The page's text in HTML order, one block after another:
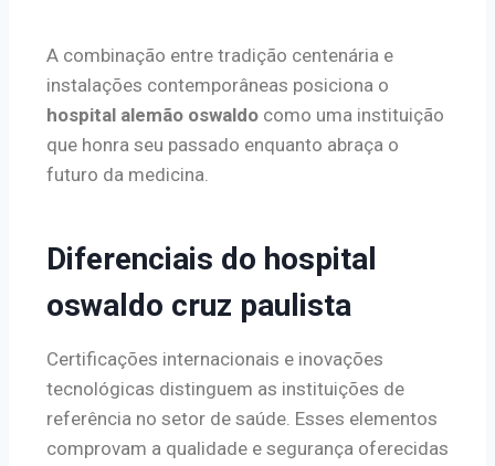
A combinação entre tradição centenária e
instalações contemporâneas posiciona o
hospital alemão oswaldo como uma instituição
que honra seu passado enquanto abraça o
futuro da medicina.
Diferenciais do hospital
oswaldo cruz paulista
Certificações internacionais e inovações
tecnológicas distinguem as instituições de
referência no setor de saúde. Esses elementos
comprovam a qualidade e segurança oferecidas